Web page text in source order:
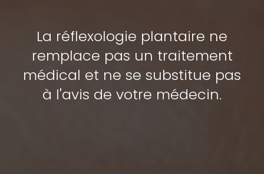
La réflexologie plantaire ne
remplace pas un traitement
médical et ne se substitue pas
à l'avis de votre médecin.